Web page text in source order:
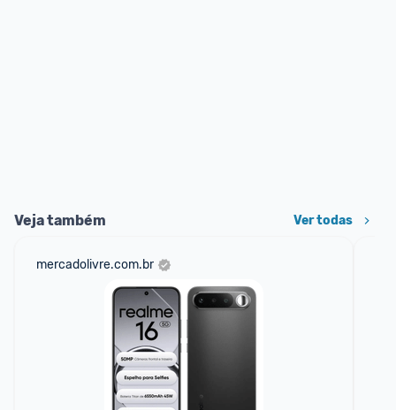
Veja também Ver todas
mercadolivre.com.br